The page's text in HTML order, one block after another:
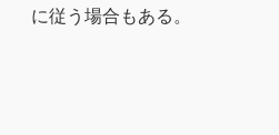
に従う場合もある。